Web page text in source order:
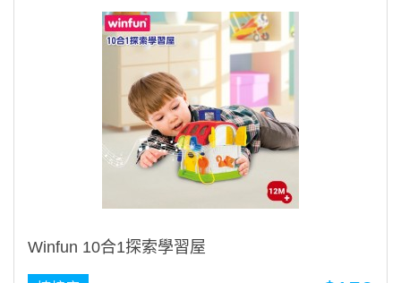
Winfun 10合1探索學習屋